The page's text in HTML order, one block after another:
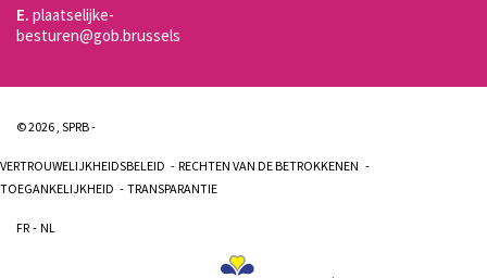
E. plaatselijke-
besturen@gob.brussels
© 2026 , SPRB -
VERTROUWELIJKHEIDSBELEID
RECHTEN VAN DE BETROKKENEN
TOEGANKELIJKHEID
TRANSPARANTIE
FR NL